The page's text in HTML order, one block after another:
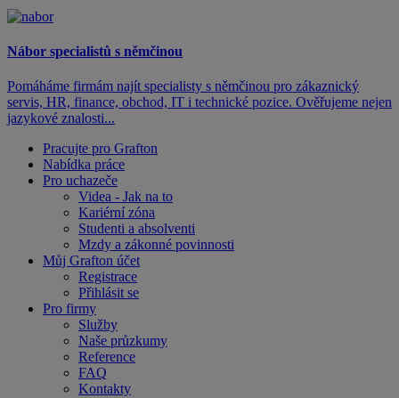
Nábor specialistů s němčinou
Pomáháme firmám najít specialisty s němčinou pro zákaznický
servis, HR, finance, obchod, IT i technické pozice. Ověřujeme nejen
jazykové znalosti...
Pracujte pro Grafton
Nabídka práce
Pro uchazeče
Videa - Jak na to
Kariérní zóna
Studenti a absolventi
Mzdy a zákonné povinnosti
Můj Grafton účet
Registrace
Přihlásit se
Pro firmy
Služby
Naše průzkumy
Reference
FAQ
Kontakty